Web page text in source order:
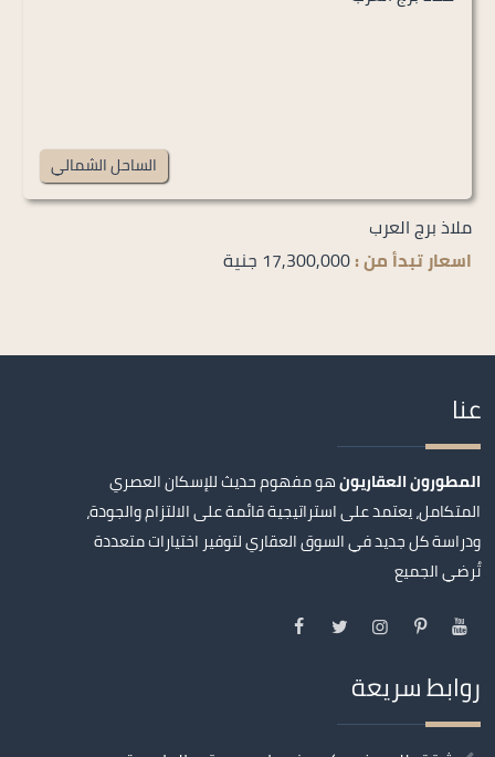
الساحل الشمالي
ملاذ برج العرب
اسعار تبدأ من :17,300,000 جنية
عنا
المطورون العقاريونهو مفهوم حديث للإسكان العصري
المتكامل، يعتمد على استراتيجية قائمة على الالتزام والجودة،
ودراسة كل جديد في السوق العقاري لتوفير اختيارات متعددة
تُرضي الجميع
روابط سريعة